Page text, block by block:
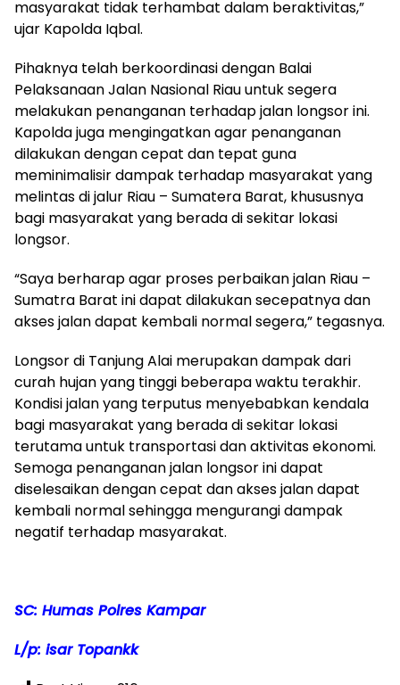
masyarakat tidak terhambat dalam beraktivitas,”
ujar Kapolda Iqbal.
Pihaknya telah berkoordinasi dengan Balai
Pelaksanaan Jalan Nasional Riau untuk segera
melakukan penanganan terhadap jalan longsor ini.
Kapolda juga mengingatkan agar penanganan
dilakukan dengan cepat dan tepat guna
meminimalisir dampak terhadap masyarakat yang
melintas di jalur Riau – Sumatera Barat, khususnya
bagi masyarakat yang berada di sekitar lokasi
longsor.
“Saya berharap agar proses perbaikan jalan Riau –
Sumatra Barat ini dapat dilakukan secepatnya dan
akses jalan dapat kembali normal segera,” tegasnya.
Longsor di Tanjung Alai merupakan dampak dari
curah hujan yang tinggi beberapa waktu terakhir.
Kondisi jalan yang terputus menyebabkan kendala
bagi masyarakat yang berada di sekitar lokasi
terutama untuk transportasi dan aktivitas ekonomi.
Semoga penanganan jalan longsor ini dapat
diselesaikan dengan cepat dan akses jalan dapat
kembali normal sehingga mengurangi dampak
negatif terhadap masyarakat.
SC: Humas Polres Kampar
L/p: isar Topankk